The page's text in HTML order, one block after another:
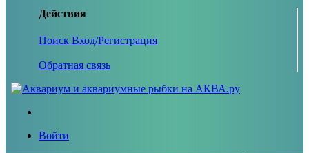
Действия
Поиск Вход/Регистрация
Обратная связь
Войти